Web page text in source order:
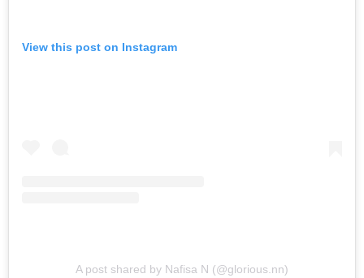
View this post on Instagram
A post shared by Nafisa N (@glorious.nn)